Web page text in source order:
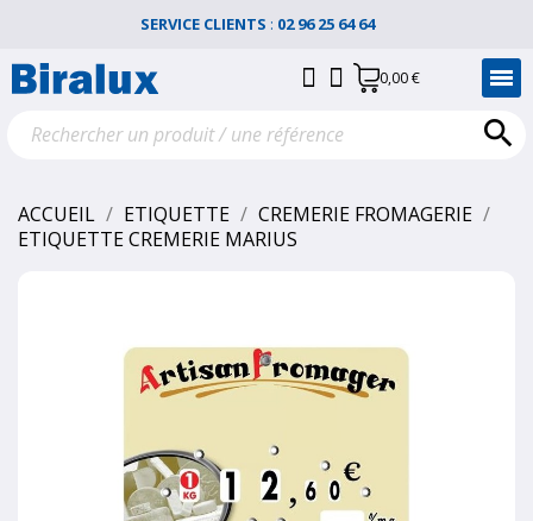
SERVICE CLIENTS : 02 96 25 64 64
0,00 €

ACCUEIL ETIQUETTE
CREMERIE FROMAGERIE
ETIQUETTE CREMERIE MARIUS